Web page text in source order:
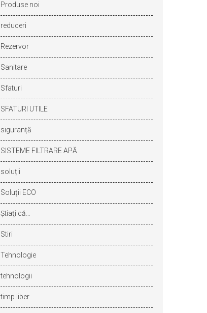
Produse noi
reduceri
Rezervor
Sanitare
Sfaturi
SFATURI UTILE
siguranță
SISTEME FILTRARE APĂ
soluții
Soluții ECO
Ştiaţi că…
Stiri
Tehnologie
tehnologii
timp liber